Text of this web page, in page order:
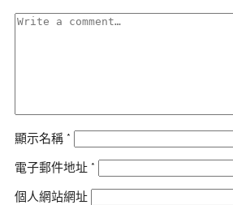
顯示名稱 *
電子郵件地址 *
個人網站網址